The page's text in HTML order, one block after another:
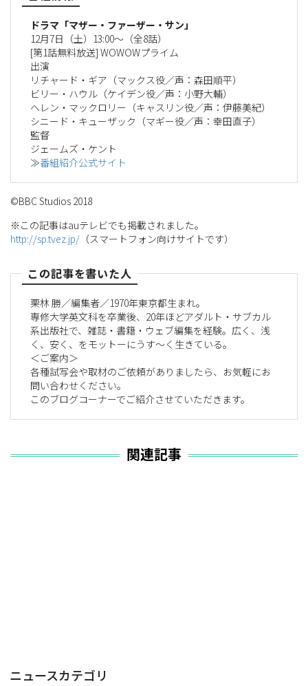
ドラマ「マザー・ファーザー・サン」
12月7日（土）13:00～（全8話）
[第1話無料放送] WOWOWプライム
出演
リチャード・ギア（マックス役／声：森田順平）
ビリー・ハウル（ケイデン役／声：小野大輔）
ヘレン・マックロリー（キャスリン役／声：伊藤美紀）
シニード・キューザック（マギー役／声：幸田直子）
監督
ジェームズ・ケント
≫番組紹介公式サイト
©BBC Studios 2018
※この記事はauテレビでも掲載されました。
http://sp.tvez.jp/ （スマートフォン向けサイトです）
この記事を書いた人
栗林 勝／編集者／1970年東京都生まれ。
専修大学英文科を卒業後、20年ほどアダルト・サブカル
系出版社で、雑誌・書籍・ウェブ編集を経験。広く、浅
く、安く、をモットーにうす～く生きている。
＜ご案内＞
各種試写会や取材のご依頼がありましたら、お気軽にお
問い合わせください。
このブログコーナーでご紹介させていただきます。
関連記事
ニュースカテゴリ